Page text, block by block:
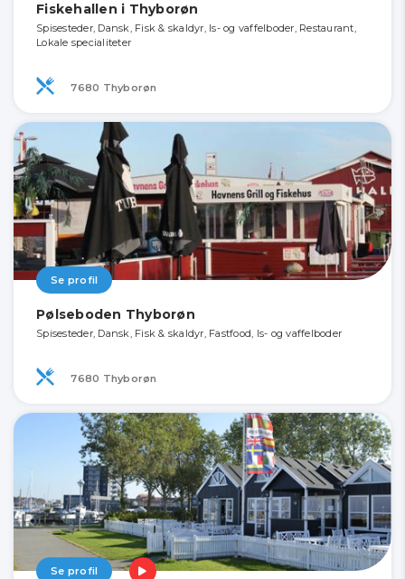
Fiskehallen i Thyborøn
Spisesteder, Dansk, Fisk & skaldyr, Is- og vaffelboder, Restaurant,
Lokale specialiteter
7680 Thyborøn
Se profil
Pølseboden Thyborøn
Spisesteder, Dansk, Fisk & skaldyr, Fastfood, Is- og vaffelboder
7680 Thyborøn
Se profil